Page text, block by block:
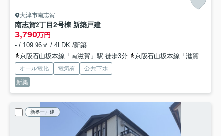
大津市南志賀
南志賀2丁目2号棟 新築戸建
3,790万円
- / 109.96㎡ / 4LDK /新築
京阪石山坂本線「南滋賀」駅 徒歩3分
京阪石山坂本線「滋賀里」駅 徒歩11分
オール電化 電気有
公共下水
新築
新築一戸建